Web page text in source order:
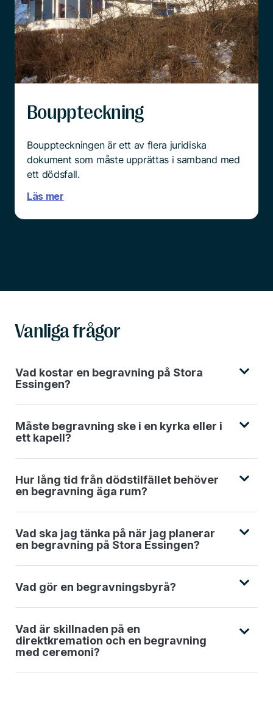
Bouppteckning
Bouppteckningen är ett av flera juridiska
dokument som måste upprättas i samband med
ett dödsfall.
Läs mer
Vanliga frågor
Vad kostar en begravning på Stora
Essingen?
Måste begravning ske i en kyrka eller i
ett kapell?
Hur lång tid från dödstilfället behöver
en begravning äga rum?
Vad ska jag tänka på när jag planerar
en begravning på Stora Essingen?
Vad gör en begravningsbyrå?
Vad är skillnaden på en
direktkremation och en begravning
med ceremoni?